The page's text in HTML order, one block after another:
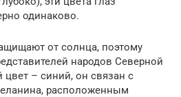
одинаково.
от солнца, поэтому
народов Северной
– синий, он связан с
расположенным